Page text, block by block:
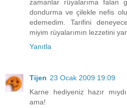
zamanlar rüyalarıma falan
dondurma ve çilekle nefis
edemedim. Tarifini
miyim rüyalarımın lezzetini
Yanıtla
Tijen 23 Ocak 2009 19:09
Karne hediyeniz hazır
ama!